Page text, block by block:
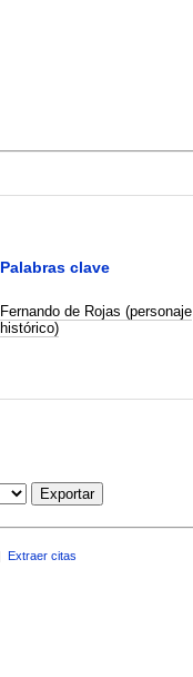
Palabras clave
Fernando de Rojas (personaje
histórico)
Exportar
Extraer citas